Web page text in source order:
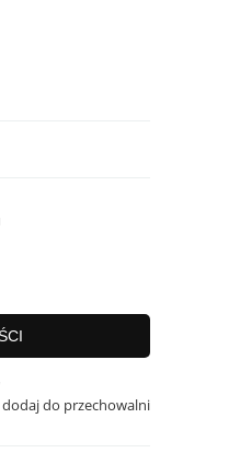
dodaj do przechowalni